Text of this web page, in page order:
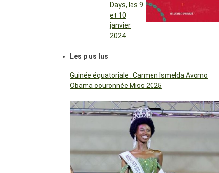
Days, les 9
et 10
janvier
2024
Les plus lus
Guinée équatoriale : Carmen Ismelda Avomo
Obama couronnée Miss 2025